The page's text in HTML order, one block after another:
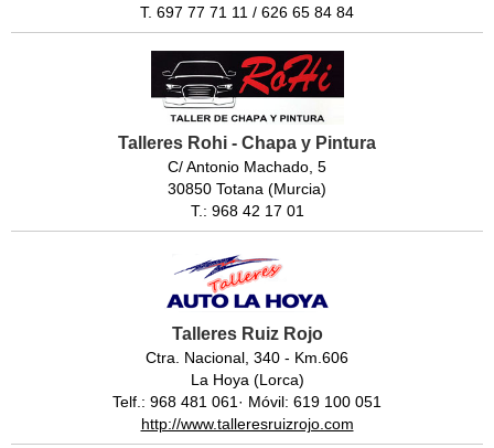
T. 697 77 71 11 / 626 65 84 84
Talleres Rohi - Chapa y Pintura
C/ Antonio Machado, 5
30850 Totana (Murcia)
T.: 968 42 17 01
Talleres Ruiz Rojo
Ctra. Nacional, 340 - Km.606
La Hoya (Lorca)
Telf.: 968 481 061· Móvil: 619 100 051
http://www.talleresruizrojo.com